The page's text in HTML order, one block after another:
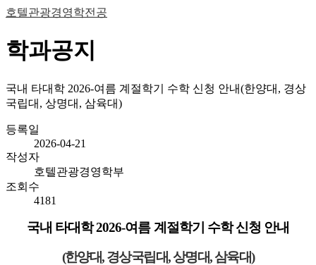
호텔관광경영학전공
학과공지
국내 타대학 2026-여름 계절학기 수학 신청 안내(한양대, 경상
국립대, 상명대, 삼육대)
등록일
2026-04-21
작성자
호텔관광경영학부
조회수
4181
국내 타대학2026-여름 계절학기 수학 신청 안내
(한양대,경상국립대,상명대,삼육대)